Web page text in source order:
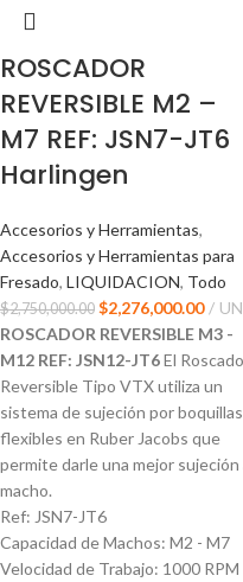
ROSCADOR
REVERSIBLE M2 –
M7 REF: JSN7-JT6
Harlingen
Accesorios y Herramientas,
Accesorios y Herramientas para
Fresado, LIQUIDACION, Todo
$2,750,000.00 $2,276,000.00
ROSCADOR REVERSIBLE M3 -
M12 REF: JSN12-JT6El
Reversible Tipo VTX utiliza un
sistema de sujeción por boquillas
flexibles en Ruber Jacobs que
permite darle una mejor sujeción
macho.
Ref: JSN7-JT6
Capacidad de Machos: M2 - M7
Velocidad de Trabajo: 1000 RPM